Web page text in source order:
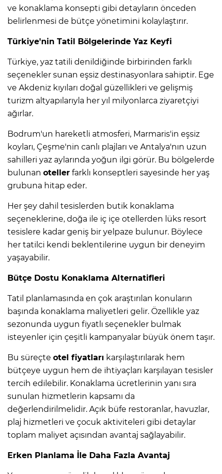
ve konaklama konsepti gibi detayların önceden
belirlenmesi de bütçe yönetimini kolaylaştırır.
Türkiye'nin Tatil Bölgelerinde Yaz Keyfi
Türkiye, yaz tatili denildiğinde birbirinden farklı
seçenekler sunan eşsiz destinasyonlara sahiptir. Ege
ve Akdeniz kıyıları doğal güzellikleri ve gelişmiş
turizm altyapılarıyla her yıl milyonlarca ziyaretçiyi
ağırlar.
Bodrum'un hareketli atmosferi, Marmaris'in eşsiz
koyları, Çeşme'nin canlı plajları ve Antalya'nın uzun
sahilleri yaz aylarında yoğun ilgi görür. Bu bölgelerde
bulunan oteller farklı konseptleri sayesinde her yaş
grubuna hitap eder.
Her şey dahil tesislerden butik konaklama
seçeneklerine, doğa ile iç içe otellerden lüks resort
tesislere kadar geniş bir yelpaze bulunur. Böylece
her tatilci kendi beklentilerine uygun bir deneyim
yaşayabilir.
Bütçe Dostu Konaklama Alternatifleri
Tatil planlamasında en çok araştırılan konuların
başında konaklama maliyetleri gelir. Özellikle yaz
sezonunda uygun fiyatlı seçenekler bulmak
isteyenler için çeşitli kampanyalar büyük önem taşır.
Bu süreçte otel fiyatları karşılaştırılarak hem
bütçeye uygun hem de ihtiyaçları karşılayan tesisler
tercih edilebilir. Konaklama ücretlerinin yanı sıra
sunulan hizmetlerin kapsamı da
değerlendirilmelidir. Açık büfe restoranlar, havuzlar,
plaj hizmetleri ve çocuk aktiviteleri gibi detaylar
toplam maliyet açısından avantaj sağlayabilir.
Erken Planlama İle Daha Fazla Avantaj